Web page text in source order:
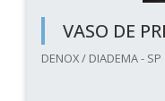
VASO DE
DENOX / DIADEMA - SP